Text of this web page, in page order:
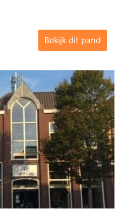
Bekijk dit pand